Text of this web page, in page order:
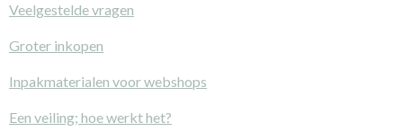
Veelgestelde vragen
Groter inkopen
Inpakmaterialen voor webshops
Een veiling; hoe werkt het?